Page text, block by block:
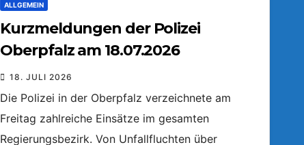
ALLGEMEIN
Kurzmeldungen der Polizei
Oberpfalz am 18.07.2026
18. JULI 2026
Die Polizei in der Oberpfalz verzeichnete am
Freitag zahlreiche Einsätze im gesamten
Regierungsbezirk. Von Unfallfluchten über